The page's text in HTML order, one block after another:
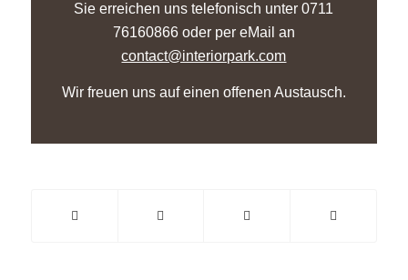
Sie erreichen uns telefonisch unter 0711
76160866 oder per eMail an
contact@interiorpark.com
Wir freuen uns auf einen offenen Austausch.